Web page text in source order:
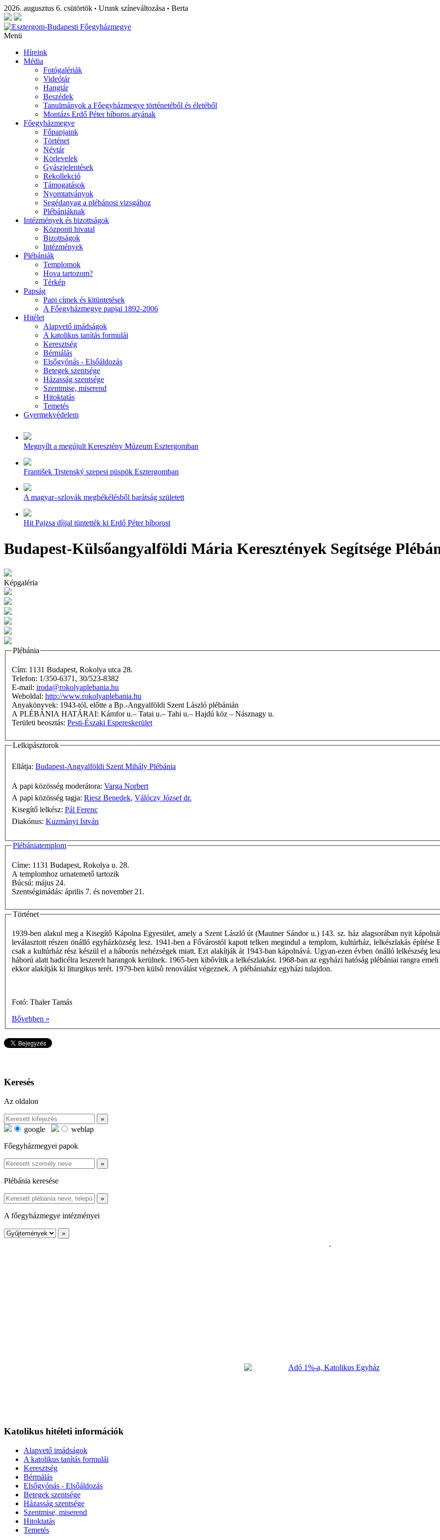
2026. augusztus 6. csütörtök • Urunk színeváltozása • Berta
Menü
Híreink
Média
Fotógalériák
Videótár
Hangtár
Beszédek
Tanulmányok a Főegyházmegye történetéből és életéből
Montázs Erdő Péter bíboros atyának
Főegyházmegye
Főpapjaink
Történet
Névtár
Körlevelek
Gyászjelentések
Rekollekció
Támogatások
Nyomtatványok
Segédanyag a plébánosi vizsgához
Plébániáknak
Intézmények és bizottságok
Központi hivatal
Bizottságok
Intézmények
Plébániák
Templomok
Hova tartozom?
Térkép
Papság
Papi címek és kitüntetések
A Főegyházmegye papjai 1892-2006
Hitélet
Alapvető imádságok
A katolikus tanítás formulái
Keresztség
Bérmálás
Elsőgyónás - Elsőáldozás
Betegek szentsége
Házasság szentsége
Szentmise, miserend
Hitoktatás
Temetés
Gyermekvédelem
Megnyílt a megújult Keresztény Múzeum Esztergomban
František Trstenský szepesi püspök Esztergomban
A magyar–szlovák megbékélésből barátság született
Hit Pajzsa díjjal tüntették ki Erdő Péter bíborost
Budapest-Külsőangyalföldi Mária Keresztények Segítsége
Képgaléria
Plébánia
Cím: 1131 Budapest, Rokolya utca 28.
Telefon: 1/350-6371, 30/523-8382
E-mail: iroda@rokolyaplebania.hu
Weboldal: http://www.rokolyaplebania.hu
Anyakönyvek: 1943-tól, előtte a Bp.-Angyalföldi Szent László plébánián
A PLÉBÁNIA HATÁRAI: Kámfor u.– Tatai u.– Tahi u.– Hajdú köz – Násznagy u.
Területi beosztás: Pesti-Északi Espereskerület
Lelkipásztorok
Ellátja: Budapest-Angyalföldi Szent Mihály Plébánia
A papi közösség moderátora: Varga Norbert
A papi közösség tagja: Riesz Benedek, Válóczy József dr.
Kisegítő lelkész: Pál Ferenc
Diakónus: Kuzmányi István
Plébániatemplom
Címe: 1131 Budapest, Rokolya u. 28.
A templomhoz urnatemető tartozik
Búcsú: május 24.
Szentségimádás: április 7. és november 21.
Történet
1939-ben alakul meg a Kisegítô Kápolna Egyesület, amely a Szent László út (Mautner Sándor u.) 143. sz. ház alagsorában nyit
leválasztott részen önálló egyházközség lesz. 1941-ben a Fővárostól kapott telken megindul a templom, kultúrház, lelkészlakás
csak a kultúrház rész készül el a háborús nehézségek miatt. Ezt alakítják át 1943-ban kápolnává. Ugyan-ezen évben önálló lelkészség
háború alatt hadicélra leszerelt harangok kerülnek. 1965-ben kibôvítik a lelkészlakást. 1968-ban az egyházi hatóság plébániai rangra
ekkor alakítják ki liturgikus terét. 1979-ben külsô renoválást végeznek. A plébániaház egyházi tulajdon.
Fotó: Thaler Tamás
Bővebben »
Keresés
Az oldalon
google
weblap
Főegyházmegyei papok
Plébánia keresése
A főegyházmegye intézményei
Katolikus hitéleti információk
Alapvető imádságok
A katolikus tanítás formulái
Keresztség
Bérmálás
Elsőgyónás - Elsőáldozás
Betegek szentsége
Házasság szentsége
Szentmise, miserend
Hitoktatás
Temetés